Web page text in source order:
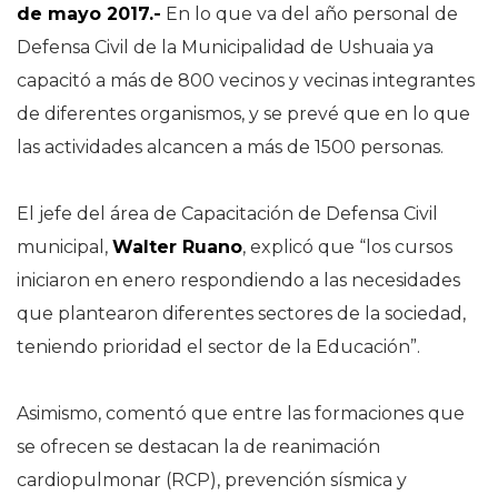
de mayo 2017.- En lo que va del año personal de
Defensa Civil de la Municipalidad de Ushuaia ya
capacitó a más de 800 vecinos y vecinas integrantes
de diferentes organismos, y se prevé que en lo que
las actividades alcancen a más de 1500 personas.
El jefe del área de Capacitación de Defensa Civil
municipal, Walter Ruano, explicó que “los cursos
iniciaron en enero respondiendo a las necesidades
que plantearon diferentes sectores de la sociedad,
teniendo prioridad el sector de la Educación”.
Asimismo, comentó que entre las formaciones que
se ofrecen se destacan la de reanimación
cardiopulmonar (RCP), prevención sísmica y